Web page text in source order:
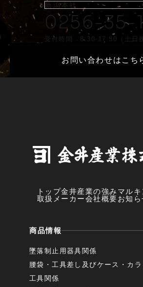
新潟本社
0256-35-
受付時間 8:30-17:30（土日
お問い合わせはこち
トップ金井産業の強み マルキ
取扱メーカー会社概要お知ら
商品情報
墜落制止用器具関係
腰袋・工具差し及びケース・カ
工具関係